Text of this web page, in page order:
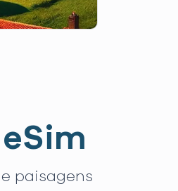
paisagens